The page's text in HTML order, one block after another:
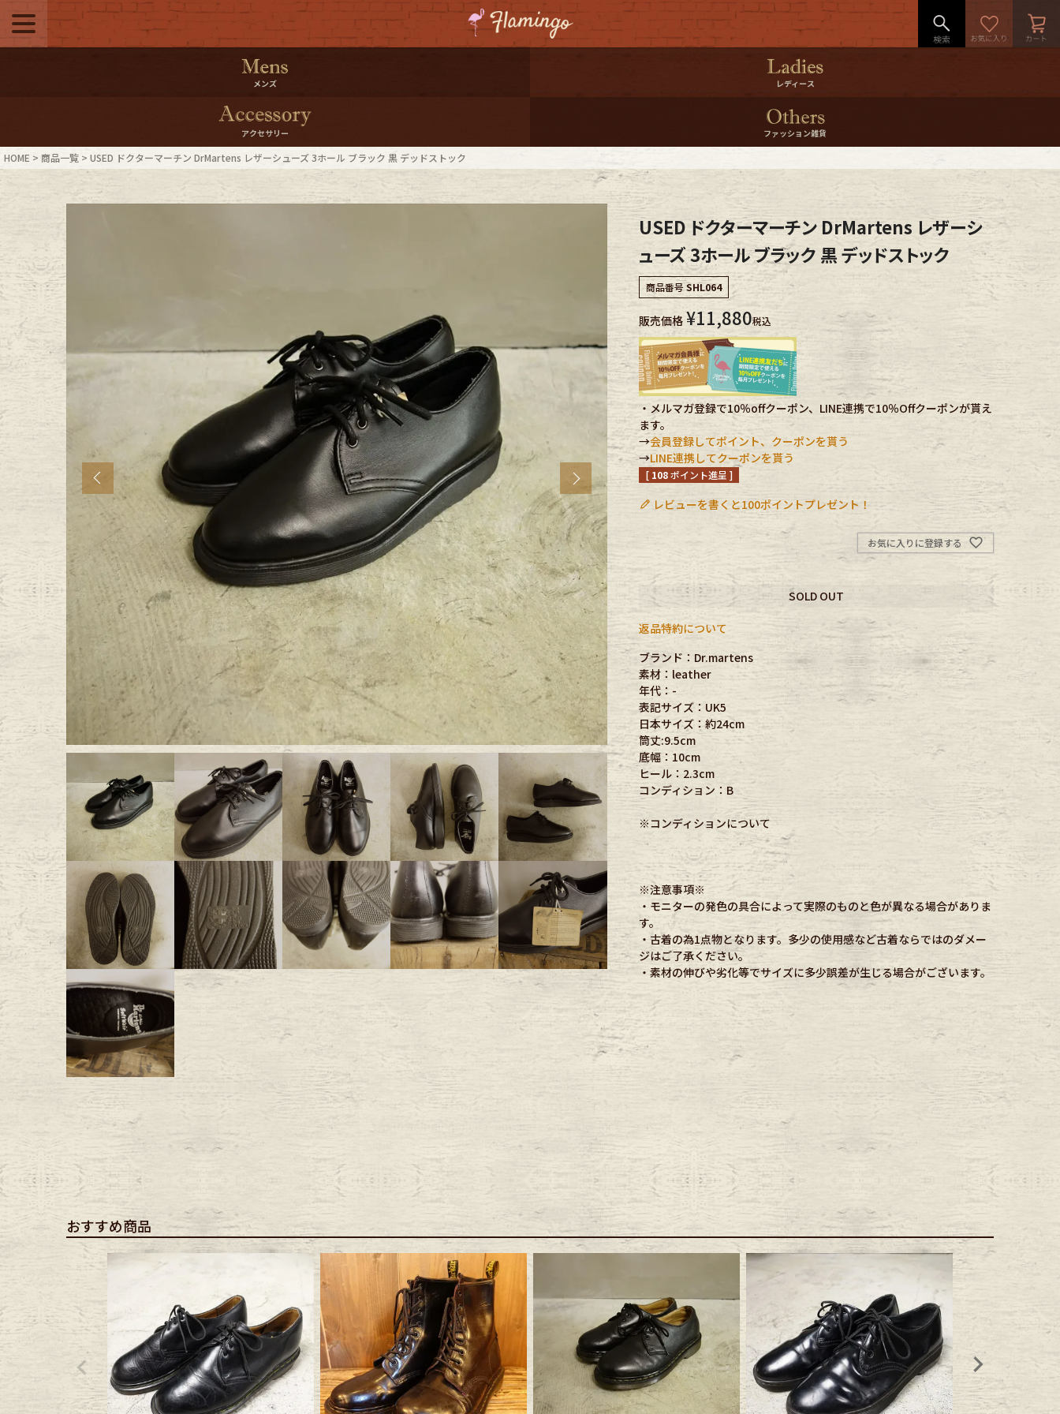
500pt＆10％Offクーポンプレゼント
ログイン・会員登録 LINE ID連携
お気に入り マイページ
ご利用ガイド
店舗紹介
スタッフコーディネート
年代から探す 古着卸DOCK
メンズ商品カテゴリーから探す
Tops Outer
Bottoms Fafatt
レディース商品カテゴリーから探す
Bottoms
Outer One Piece
Fafatt Kidswear
小物・アクセサリーから探す
Eye Wear Cap
Bag Stall・Scarf
Accessory
Belt antique goods
FAFATT
メンズ レディース
アクセサリー ファッション雑貨
HOME 商品一覧 USED ドクターマーチン DrMartens レザーシューズ 3ホール ブラック 黒 デッドストック
Next
USED ドクターマーチン DrMartens レザーシ
ューズ 3ホール ブラック 黒 デッドストック
商品番号SHL064
販売価格 ¥11,880税込
・メルマガ登録で10％offクーポン、LINE連携で10％Offクーポンが貰え
ます。
→会員登録してポイント、クーポンを貰う
→LINE連携してクーポンを貰う
[ 108ポイント進呈 ]
レビューを書くと100ポイントプレゼント！
お気に入りに登録する
SOLD OUT
返品特約について
ブランド：Dr.martens
素材：leather
年代：-
表記サイズ：UK5
日本サイズ：約24cm
筒丈:9.5cm
底幅：10cm
ヒール：2.3cm
コンディション：B
※コンディションについて
※注意事項※
・モニターの発色の具合によって実際のものと色が異なる場合がありま
す。
・古着の為1点物となります。多少の使用感など古着ならではのダメー
ジはご了承ください。
・素材の伸びや劣化等でサイズに多少誤差が生じる場合がございます。
おすすめ商品